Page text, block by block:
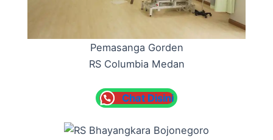
Pemasanga Gorden
RS Columbia Medan
Chat Disini